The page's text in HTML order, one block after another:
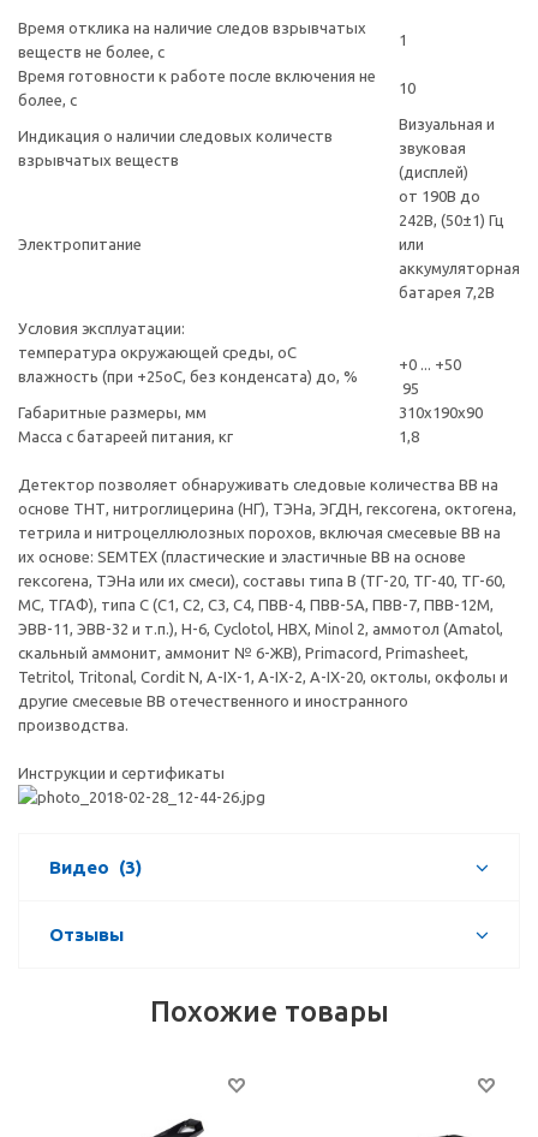
Время отклика на наличие следов взрывчатых
веществ не более, с
1
Время готовности к работе после включения не
более, с
10
Индикация о наличии следовых количеств
взрывчатых веществ
Визуальная и
звуковая
(дисплей)
Электропитание
от 190В до
242В, (50±1) Гц
или
аккумуляторная
батарея 7,2В
Условия эксплуатации:
температура окружающей среды, оС
влажность (при +25оС, без конденсата) до, %
+0 ... +50
95
Габаритные размеры, мм
310х190х90
Масса с батареей питания, кг
1,8
Детектор позволяет обнаруживать следовые количества ВВ на
основе ТНТ, нитроглицерина (НГ), ТЭНа, ЭГДН, гексогена, октогена,
тетрила и нитроцеллюлозных порохов, включая смесевые ВВ на
их основе: SEMTEX (пластические и эластичные ВВ на основе
гексогена, ТЭНа или их смеси), составы типа В (ТГ-20, ТГ-40, ТГ-60,
МС, ТГАФ), типа С (С1, С2, С3, С4, ПВВ-4, ПВВ-5А, ПВВ-7, ПВВ-12М,
ЭВВ-11, ЭВВ-32 и т.п.), Н-6, Cyclotol, HBX, Minol 2, аммотол (Amatol,
скальный аммонит, аммонит № 6-ЖВ), Primacord, Primasheet,
Tetritol, Tritonal, Cordit N, А-IX-1, А-IX-2, А-IX-20, октолы, окфолы и
другие смесевые ВВ отечественного и иностранного
производства.
Инструкции и сертификаты
Видео (3)
Отзывы
Похожие товары